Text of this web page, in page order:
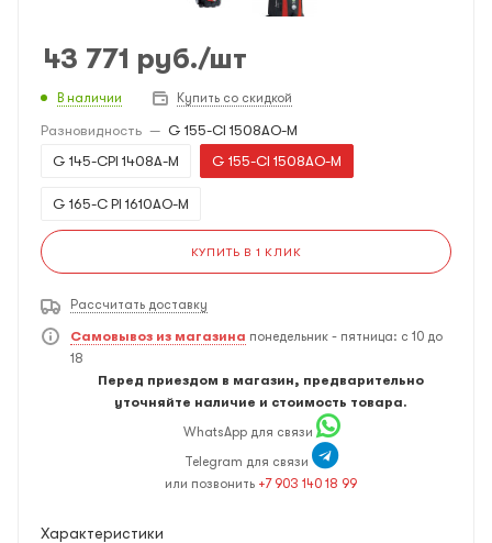
43 771 руб./шт
В наличии Купить со скидкой
Разновидность — G 155-CI 1508AO-M
G 145-CPI 1408A-M
G 155-CI 1508AO-M
G 165-C PI 1610AO-M
КУПИТЬ В 1 КЛИК
Рассчитать доставку
Самовывоз из магазина понедельник - пятница: с 10 до
18
Перед приездом в магазин, предварительно
уточняйте наличие и стоимость товара.
WhatsApp для связи
Telegram для связи
или позвонить +7 903 140 18 99
Характеристики